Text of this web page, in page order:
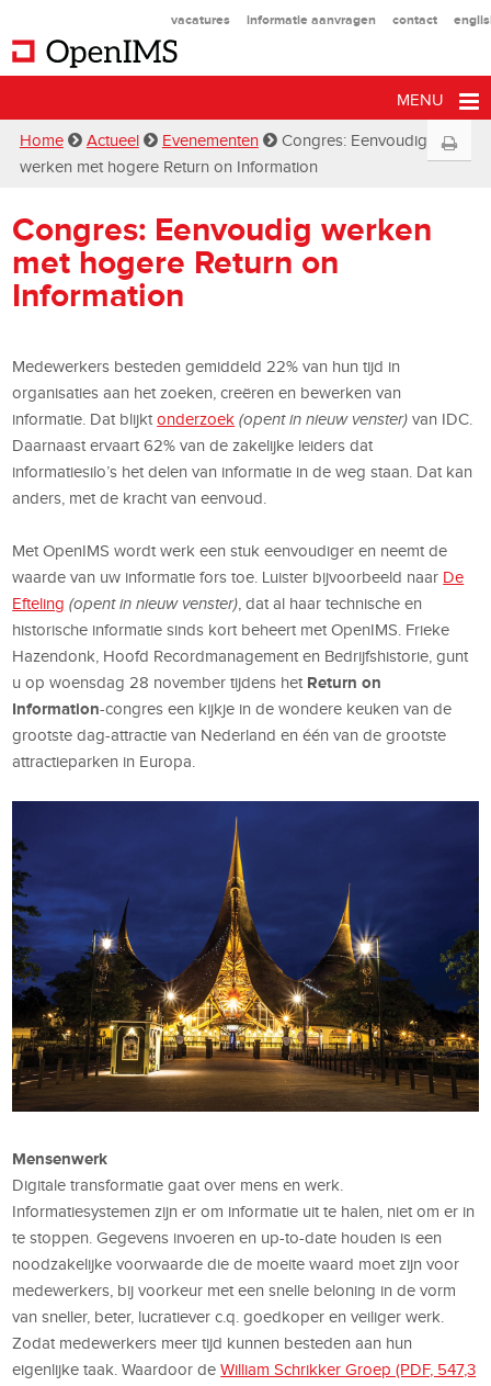
vacatures informatie aanvragen contact
MENU
Home Actueel Evenementen
Congres: Eenvoudig
werken met hogere Return on Information
Congres: Eenvoudig werken
met hogere Return on
Information
Medewerkers besteden gemiddeld 22% van hun tijd in
organisaties aan het zoeken, creëren en bewerken van
informatie. Dat blijktonderzoek (opent in nieuw venster) van IDC.
Daarnaast ervaart 62% van de zakelijke leiders dat
informatiesilo’s het delen van informatie in de weg staan. Dat kan
anders, met de kracht van eenvoud.
Met OpenIMS wordt werk een stuk eenvoudiger en neemt de
waarde van uw informatie fors toe. Luister bijvoorbeeld naar De
Efteling (opent in nieuw venster) , dat al haar technische en
historische informatie sinds kort beheert met OpenIMS. Frieke
Hazendonk, Hoofd Recordmanagement en Bedrijfshistorie, gunt
u op woensdag 28 november tijdens het Return on
Information-congres een kijkje in de wondere keuken van de
grootste dag-attractie van Nederland en één van de grootste
attractieparken in Europa.
Mensenwerk
Digitale transformatie gaat over mens en werk.
Informatiesystemen zijn er om informatie uit te halen, niet om er in
te stoppen. Gegevens invoeren en up-to-date houden is een
noodzakelijke voorwaarde die de moeite waard moet zijn voor
medewerkers, bij voorkeur met een snelle beloning in de vorm
van sneller, beter, lucratiever c.q. goedkoper en veiliger werk.
Zodat medewerkers meer tijd kunnen besteden aan hun
eigenlijke taak. Waardoor deWilliam Schrikker Groep (PDF, 547,3